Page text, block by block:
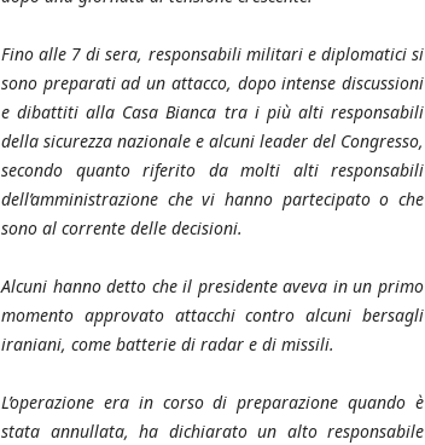
Fino alle 7 di sera, responsabili militari e diplomatici si
sono preparati ad un attacco, dopo intense discussioni
e dibattiti alla Casa Bianca tra i più alti responsabili
della sicurezza nazionale e alcuni leader del Congresso,
secondo quanto riferito da molti alti responsabili
dell’amministrazione che vi hanno partecipato o che
sono al corrente delle decisioni.
Alcuni hanno detto che il presidente aveva in un primo
momento approvato attacchi contro alcuni bersagli
iraniani, come batterie di radar e di missili.
L’operazione era in corso di preparazione quando è
stata annullata, ha dichiarato un alto responsabile